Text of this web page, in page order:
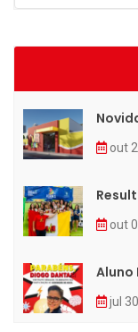
out
out
Aluno
jul